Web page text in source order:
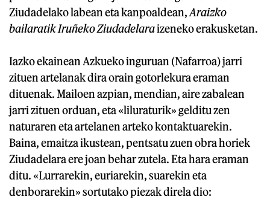
Ziudadelako labean eta kanpoaldean,Araizko
bailaratik Iruñeko Ziudadelaraizeneko erakusketan.
Iazko ekainean Azkueko inguruan (Nafarroa) jarri
zituen artelanak dira orain gotorlekura eraman
dituenak. Mailoen azpian, mendian, aire zabalean
jarri zituen orduan, eta «liluraturik» gelditu zen
naturaren eta artelanen arteko kontaktuarekin.
Baina, emaitza ikustean, pentsatu zuen obra horiek
Ziudadelara ere joan behar zutela. Eta hara eraman
ditu. «Lurrarekin, euriarekin, suarekin eta
denborarekin» sortutako piezak direla dio: